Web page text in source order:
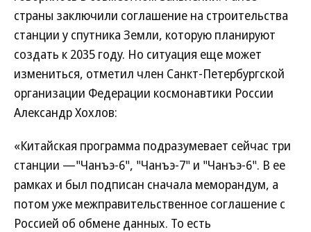
страны заключили соглашение на строительства
станции у спутника Земли, которую планируют
создать к 2035 году. Но ситуация еще может
измениться, отметил член Санкт-Петербургской
организации Федерации космонавтики России
Александр Хохлов:
«Китайская программа подразумевает сейчас три
станции —"Чанъэ-6", "Чанъэ-7" и "Чанъэ-6". В ее
рамках и был подписан сначала меморандум, а
потом уже межправительственное соглашение с
Россией об обмене данных. То есть